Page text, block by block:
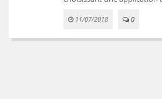
11/07/2018 0